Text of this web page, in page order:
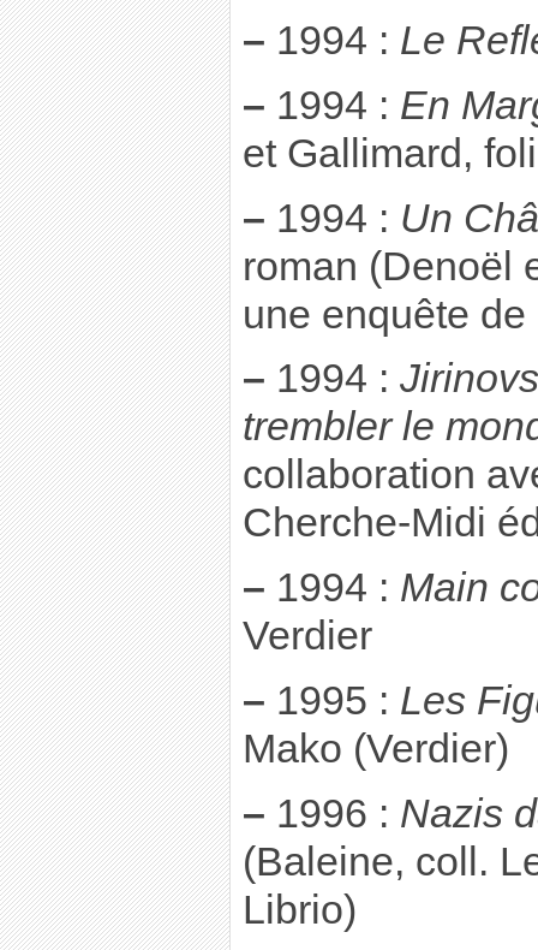
– 1994 : Le
– 1994 : En
et Gallimard,
– 1994 : Un
roman (Denoël
une enquête
– 1994 :
trembler le
collaboration
Cherche-Midi
– 1994 : Main
Verdier
– 1995 : Les
Mako (Verdier)
– 1996 : Nazis
(Baleine, coll.
Librio)